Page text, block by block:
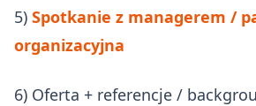
5) Spotkanie z managerem /
organizacyjna
6) Oferta + referencje /